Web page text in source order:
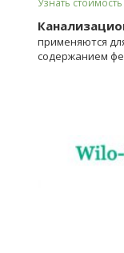
Узнать стоимость
применяются
содержанием